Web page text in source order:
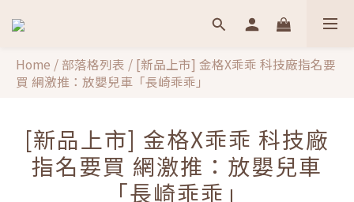
Home / 部落格列表 / [新品上市] 金格X乖乖 科技廠指名要
買 網激推：放嬰兒車「長崎乖乖」
[新品上市] 金格X乖乖 科技廠
指名要買 網激推：放嬰兒車
「長崎乖乖」